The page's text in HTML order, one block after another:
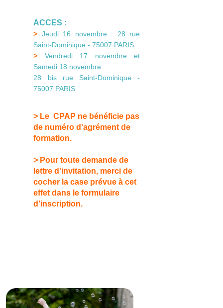
ACCES :
> Jeudi 16 novembre : 28 rue
Saint-Dominique - 75007 PARIS
>
Vendredi 17 novembre et
Samedi 18 novembre :
28 bis rue Saint-Dominique -
75007 PARIS
> Le CPAP ne bénéficie pas
de numéro d'agrément de
formation.
> Pour toute demande de
lettre d'invitation, merci de
cocher la case prévue à cet
effet dans le formulaire
d'inscription.